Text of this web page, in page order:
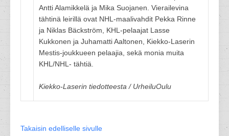
Antti Alamikkelä ja Mika Suojanen. Vierailevina
tähtinä leirillä ovat NHL-maalivahdit Pekka Rinne
ja Niklas Bäckström, KHL-pelaajat Lasse
Kukkonen ja Juhamatti Aaltonen, Kiekko-Laserin
Mestis-joukkueen pelaajia, sekä monia muita
KHL/NHL- tähtiä.
Kiekko-Laserin tiedotteesta / UrheiluOulu
Takaisin edelliselle sivulle